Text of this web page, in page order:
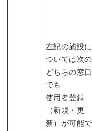
左記の施設に
ついては次の
どちらの窓口
でも
使用者登録
（新規・更
新）が可能で